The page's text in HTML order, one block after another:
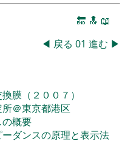
🔚 🔝 📖
◀ 戻る 01 進む ▶
膜（２００７）
＠東京都港区
概要
ダンスの原理と表示法